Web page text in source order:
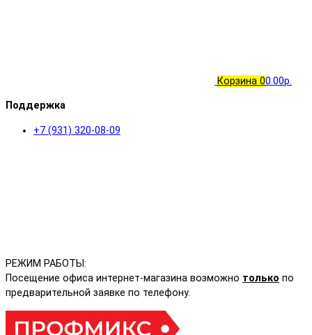
Корзина 00.00р.
Поддержка
+7 (931) 320-08-09
РЕЖИМ РАБОТЫ:
Посещение офиса интернет-магазина возможно только по
предварительной заявке по телефону.